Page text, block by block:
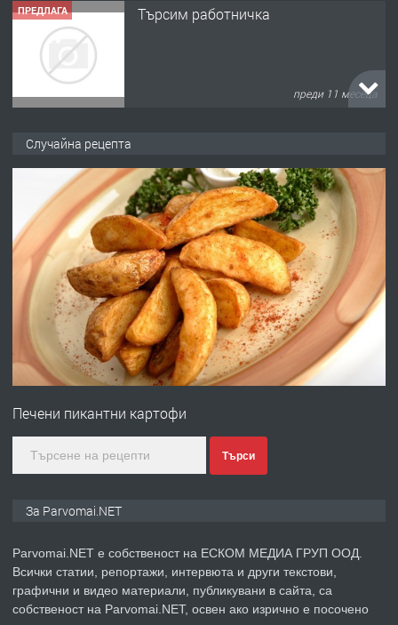
преди 11 месеца
ПРЕДЛАГА
преди 1 година
ПРЕДЛАГА Работа за общи работници
преди 1 година
ПРЕДЛАГА
Първи поход "По стъпките на Ангел
Войвода"
ПРЕДЛАГА
Монтажник на малки детайли за
преди 1 година
ПРЕДЛАГА Уроци по Математика
Случайна рецепта
Печени пикантни картофи
Търси
За Parvomai.NET
Parvomai.NET е собственост на ЕСКОМ МЕДИА ГРУП ООД.
Всички статии, репортажи, интервюта и други текстови,
графични и видео материали, публикувани в сайта, са
собственост на Parvomai.NET, освен ако изрично е посочено